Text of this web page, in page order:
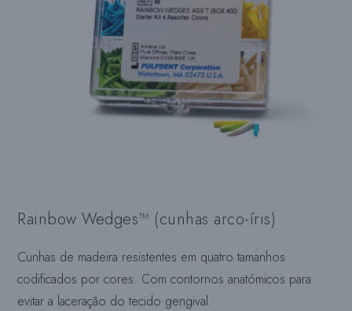
Rainbow Wedges™ (cunhas arco-íris)
Cunhas de madeira resistentes em quatro tamanhos
codificados por cores. Com contornos anatómicos para
evitar a laceração do tecido gengival.